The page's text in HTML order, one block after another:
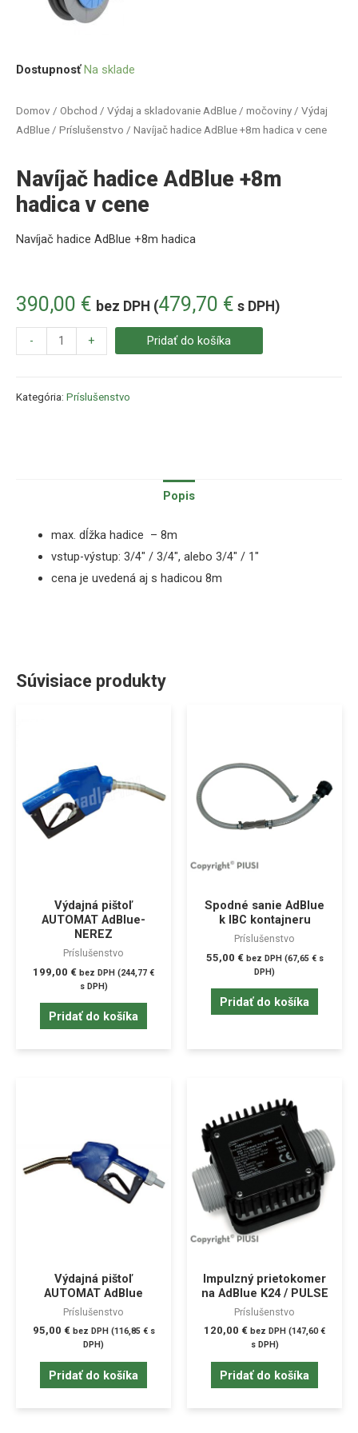
Domov / Obchod / Výdaj a skladovanie AdBlue / močoviny / Výdaj
AdBlue / Príslušenstvo / Navíjač hadice AdBlue +8m hadica v cene
Navíjač hadice AdBlue +8m
hadica v cene
390,00 € bez DPH (479,70 € s DPH)
Navíjač hadice AdBlue +8m hadica
Dostupnosť Na sklade
- + Pridať do košíka
Kategória: Príslušenstvo
Popis
max. dĺžka hadice – 8m
vstup-výstup: 3/4″ / 3/4″, alebo 3/4″ / 1″
cena je uvedená aj s hadicou 8m
Súvisiace produkty
Výdajná pištoľ
AUTOMAT AdBlue-
NEREZ
Príslušenstvo
199,00 € bez DPH (244,77 €
s DPH)
Pridať do košíka
Spodné sanie AdBlue
k IBC kontajneru
Príslušenstvo
55,00 € bez DPH (67,65 €s
DPH)
Pridať do košíka
Výdajná pištoľ
AUTOMAT AdBlue
Príslušenstvo
95,00 € bez DPH (116,85 €s
DPH)
Pridať do košíka
Impulzný prietokomer
na AdBlue K24 / PULSE
Príslušenstvo
120,00 € bez DPH (147,60€
s DPH)
Pridať do košíka